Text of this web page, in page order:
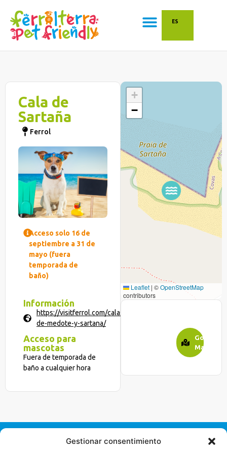
Gestionar consentimiento
ES
Cala de
Sartaña
Ferrol
Acceso solo 16 de
septiembre a 31 de
mayo (fuera
temporada de
baño)
Información
https://visitferrol.com/calas-
de-medote-y-sartana/
Acceso para
mascotas
Fuera de temporada de
baño a cualquier hora
+
−
Leaflet | ©OpenStreetMap
contributors
Google
Maps